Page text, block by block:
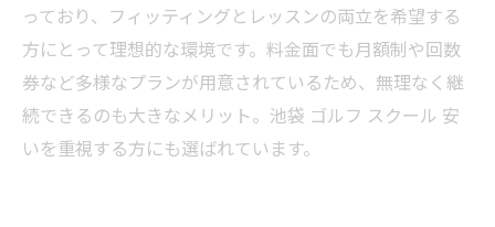
っており、フィッティングとレッスンの両立を希望する
方にとって理想的な環境です。料金面でも月額制や回数
券など多様なプランが用意されているため、無理なく継
続できるのも大きなメリット。池袋 ゴルフ スクール 安
いを重視する方にも選ばれています。